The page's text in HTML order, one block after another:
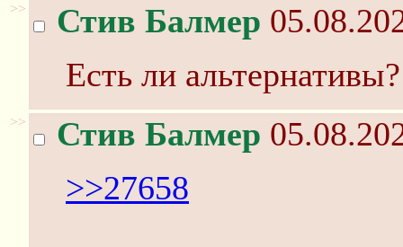
>> Стив Балмер
Есть ли альтернативы?
>> Стив Балмер
>>27658